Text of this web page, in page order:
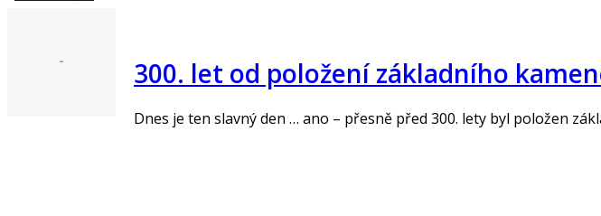
- 300. let od položení základního
Dnes je ten slavný den … ano – přesně před 300. lety byl položen